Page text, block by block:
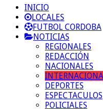
INICIO
LOCALES
FUTBOL CORDOBA
NOTICIAS
REGIONALES
REDACCIÓN
NACIONALES
DEPORTES
ESPECTACULOS
POLICIALES